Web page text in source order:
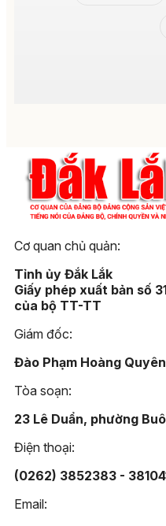
Cơ quan chủ quản:
Tỉnh ủy Đắk Lắk
Giấy phép xuất bản số
của bộ TT-TT
Giám đốc:
Đào Phạm Hoàng Quyên
Tòa soạn:
23 Lê Duẩn, phường
Điện thoại:
(0262) 3852383 -
Email: